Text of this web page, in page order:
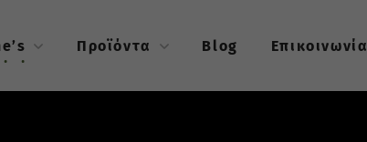
Προϊόντα Blog